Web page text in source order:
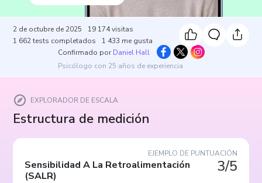
2 de octubre de 2025 19 174visitas
1 662 tests completados 1 433 me gusta
Confirmado por Daniel Hall
Psicólogo con 25 años de experiencia
EXPLORADOR DE ESCALA
Estructura de medición
EJEMPLO DE PUNTUACIÓN
3/5
Sensibilidad A La Retroalimentación
(SALR)